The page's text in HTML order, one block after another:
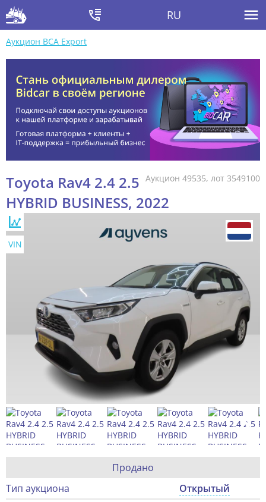
RU
Аукцион BCA Export
Аукцион 49535, лот 3549100
Toyota Rav4 2.4 2.5
HYBRID BUSINESS, 2022
VIN
Продано
Тип аукциона
Открытый